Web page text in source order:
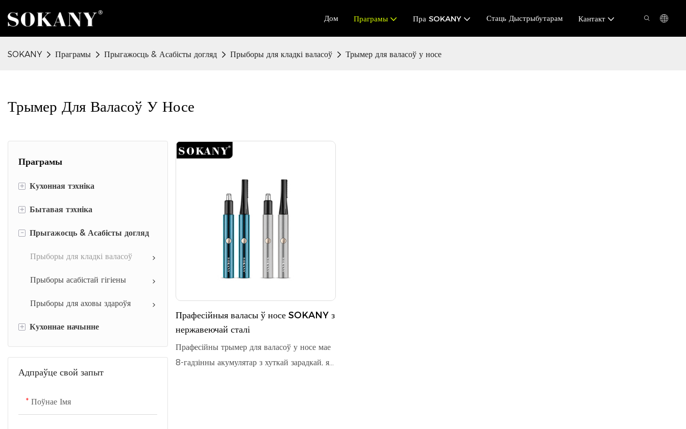
Дом Праграмы Пра SOKANY Стаць Дыстрыбутарам Кантакт
SOKANY Праграмы Прыгажосць & Асабісты догляд Прыборы для кладкі валасоў Трымер для валасоў у носе
Трымер Для Валасоў У Носе
Праграмы
+ Кухонная тэхніка
Прыборы для падрыхтоўкі ежы
Прыборы для выпечкі
Кухонныя прыборы
Прыборы для пітной вады
Кававая серыя
+ Бытавая тэхніка
Прыборы для догляду за
- Прыгажосць & Асабісты догляд
Прыборы для кладкі валасоў
Прыборы асабістай гігіены
Прыборы для аховы здароўя
+ Кухоннае начынне
Адпраўце свой запыт
Поўнае Імя
Прафесійныя валасы ў носе SOKANY з
нержавеючай сталі
Прафесійны трымер для валасоў у носе мае
8-гадзінны акумулятар з хуткай зарадкай, які